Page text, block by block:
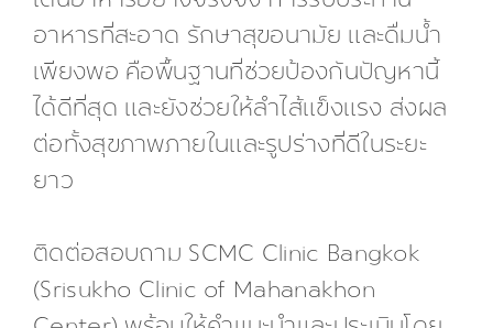
อาหารที่สะอาด รักษาสุขอนามัย และดื่มน้ำ
เพียงพอ คือพื้นฐานที่ช่วยป้องกันปัญหานี้
ได้ดีที่สุด และยังช่วยให้ลำไส้แข็งแรง ส่งผล
ต่อทั้งสุขภาพภายในและรูปร่างที่ดีในระยะ
ยาว
ติดต่อสอบถาม SCMC Clinic Bangkok
(Srisukho Clinic of Mahanakhon